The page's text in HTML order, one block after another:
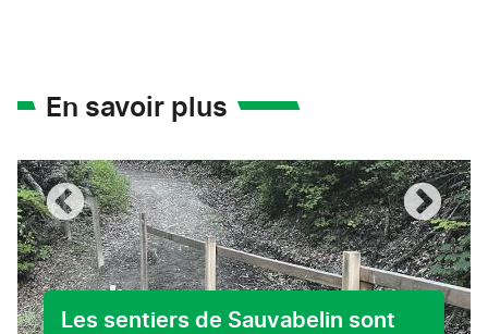
En savoir plus
Les sentiers de Sauvabelin sont